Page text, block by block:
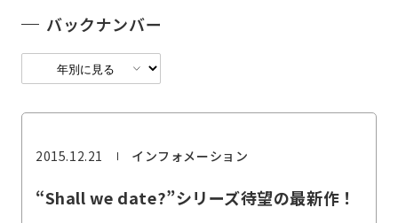
2015.12.21 インフォメーション
“Shall we date?”シリーズ待望の最新作！
バックナンバー